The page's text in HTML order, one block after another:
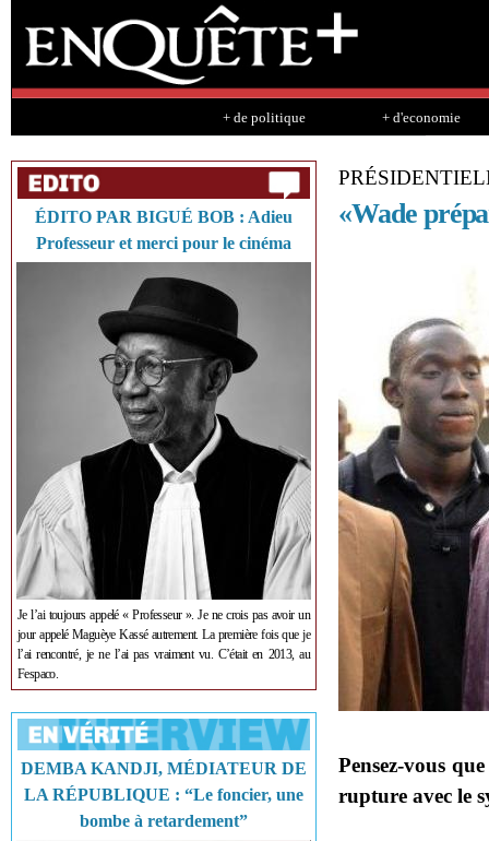
+ de politique + d'economie
ÉDITO PAR BIGUÉ BOB : Adieu
Professeur et merci pour le cinéma
Je l’ai toujours appelé « Professeur ». Je ne crois pas avoir un
jour appelé Maguèye Kassé autrement. La première fois que je
l’ai rencontré, je ne l’ai pas vraiment vu. C’était en 2013, au
Fespaco.
DEMBA KANDJI, MÉDIATEUR DE
LA RÉPUBLIQUE : “Le foncier, une
bombe à retardement”
«Wade
Pensez-vous
rupture avec le